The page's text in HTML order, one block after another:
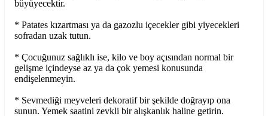
büyüyecektir.
* Patates kızartması ya da gazozlu içecekler gibi yiyecekleri
sofradan uzak tutun.
* Çocuğunuz sağlıklı ise, kilo ve boy açısından normal bir
gelişme içindeyse az ya da çok yemesi konusunda
endişelenmeyin.
* Sevmediği meyveleri dekoratif bir şekilde doğrayıp ona
sunun. Yemek saatini zevkli bir alışkanlık haline getirin.